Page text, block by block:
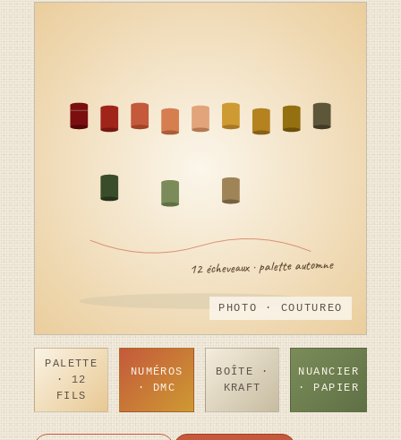
12 écheveaux · palette automne
PHOTO · COUTUREO
PALETTE
· 12
FILS
NUMÉROS
· DMC
BOÎTE ·
KRAFT
NUANCIER
· PAPIER